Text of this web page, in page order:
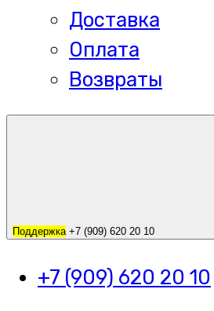
Доставка
Оплата
Возвраты
Поддержка +7 (909) 620 20 10
+7 (909) 620 20 10